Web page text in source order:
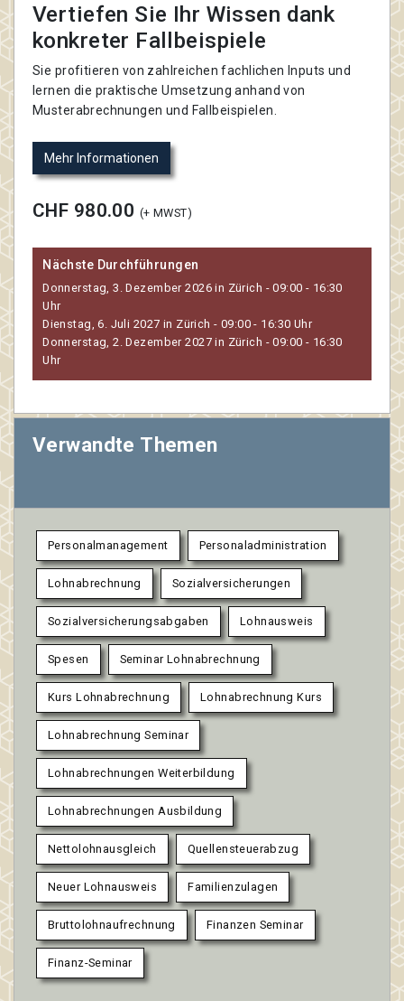
Vertiefen Sie Ihr Wissen dank
konkreter Fallbeispiele
Sie profitieren von zahlreichen fachlichen Inputs und
lernen die praktische Umsetzung anhand von
Musterabrechnungen und Fallbeispielen.
Mehr Informationen
CHF 980.00 (+ MWST)
Nächste Durchführungen
Donnerstag, 3. Dezember 2026 in Zürich - 09:00 - 16:30
Uhr
Dienstag, 6. Juli 2027 in Zürich - 09:00 - 16:30 Uhr
Donnerstag, 2. Dezember 2027 in Zürich - 09:00 - 16:30
Uhr
Verwandte Themen
Personalmanagement Personaladministration
Lohnabrechnung Sozialversicherungen
Sozialversicherungsabgaben Lohnausweis
Spesen Seminar Lohnabrechnung
Kurs Lohnabrechnung Lohnabrechnung Kurs
Lohnabrechnung Seminar
Lohnabrechnungen Weiterbildung
Lohnabrechnungen Ausbildung
Nettolohnausgleich Quellensteuerabzug
Neuer Lohnausweis Familienzulagen
Bruttolohnaufrechnung Finanzen Seminar
Finanz-Seminar